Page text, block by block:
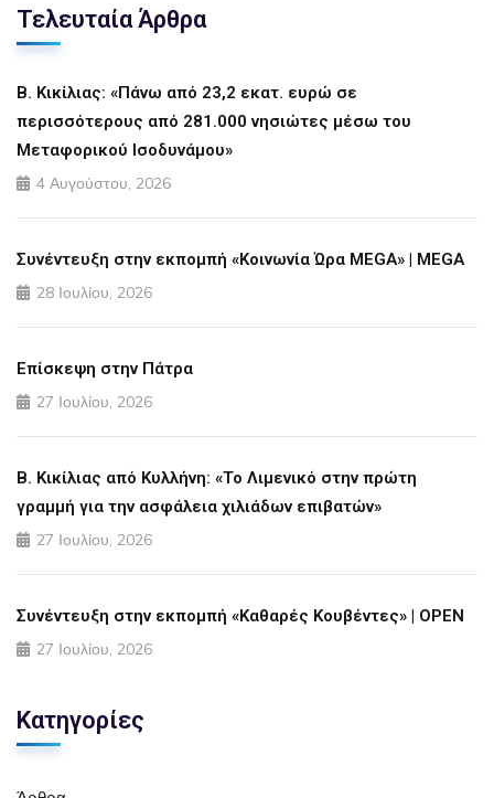
Τελευταία Άρθρα
Β. Κικίλιας: «Πάνω από 23,2 εκατ. ευρώ σε
περισσότερους από 281.000 νησιώτες μέσω του
Μεταφορικού Ισοδυνάμου»
4 Αυγούστου, 2026
Συνέντευξη στην εκπομπή «Κοινωνία Ώρα MEGA» | MEGA
28 Ιουλίου, 2026
Επίσκεψη στην Πάτρα
27 Ιουλίου, 2026
Β. Κικίλιας από Κυλλήνη: «Το Λιμενικό στην πρώτη
γραμμή για την ασφάλεια χιλιάδων επιβατών»
27 Ιουλίου, 2026
Συνέντευξη στην εκπομπή «Καθαρές Κουβέντες» | OPEN
27 Ιουλίου, 2026
Κατηγορίες